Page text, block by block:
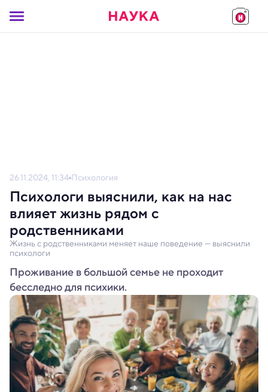
26.11.2024, 11:34 Психология
Психологи выяснили, как на нас
влияет жизнь рядом с
родственниками
Жизнь с родственниками меняет наше поведение — выяснили
психологи
Проживание в большой семье не проходит
бесследно для психики.